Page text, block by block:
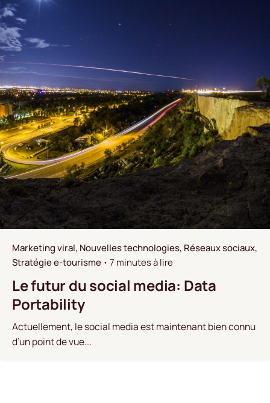
Marketing viral Nouvelles technologies Réseaux sociaux
Stratégie e-tourisme
7 minutes à lire
Le futur du social media: Data
Portability
Actuellement, le social media est maintenant bien connu
d’un point de vue...